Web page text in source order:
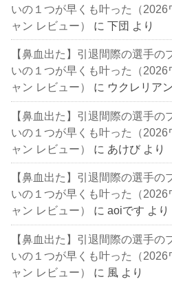
いの１つが早くも叶った（2026
ャン レビュー）
に下団 より
【鼻血出た】引退間際の選手
いの１つが早くも叶った（2026
ャン レビュー）
に ウクレリアン
【鼻血出た】引退間際の選手
いの１つが早くも叶った（2026
ャン レビュー）
に あけび より
【鼻血出た】引退間際の選手
いの１つが早くも叶った（2026
ャン レビュー）
にaoiです より
【鼻血出た】引退間際の選手
いの１つが早くも叶った（2026
ャン レビュー）
に 風 より